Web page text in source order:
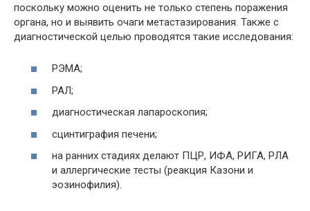
поскольку можно оценить не только степень поражения
органа, но и выявить очаги метастазирования. Также с
диагностической целью проводятся такие исследования:
РЭМА;
РАЛ;
диагностическая лапароскопия;
сцинтиграфия печени;
на ранних стадиях делают ПЦР, ИФА, РИГА, РЛА
и аллергические тесты (реакция Казони и
эозинофилия).